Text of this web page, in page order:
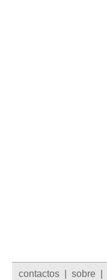
contactos sobre